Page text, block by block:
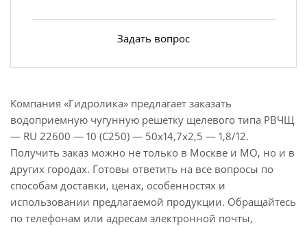
Задать вопрос
Компания «Гидролика» предлагает заказать
водоприемную чугунную решетку щелевого типа РВЧЩ
— RU 22600 — 10 (C250) — 50x14,7x2,5 — 1,8/12.
Получить заказ можно не только в Москве и МО, но и в
других городах. Готовы ответить на все вопросы по
способам доставки, ценах, особенностях и
использовании предлагаемой продукции. Обращайтесь
по телефонам или адресам электронной почты,